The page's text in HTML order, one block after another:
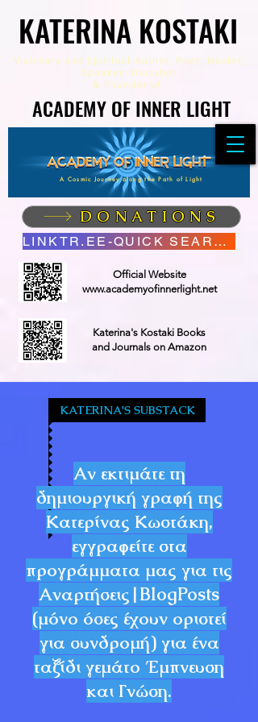
KATERINA KOSTAKI
KATERINA KOSTAKI
Visionary and Spiritual Author, Poet, Healer,
Speaker, Youtuber
& Founder of
ACADEMY OF INNER LIGHT
ACADEMY OF INNER LIGHT
A Cosmic Journey along the Path of Light
DONATIONS
LINKTR.EE-QUICK SEARCH
Official Website
www.academyofinnerlight.net
Katerina's Kostaki Books
and Journals on Amazon
KATERINA'S SUBSTACK
Αν εκτιμάτε τη
δημιουργική γραφή της
Κατερίνας Κωστάκη,
εγγραφείτε στα
προγράμματα μας για τις
Αναρτήσεις|BlogPosts
(μόνο όσες έχουν οριστεί
για συνδρομή) για ένα
ταξίδι γεμάτο Έμπνευση
και Γνώση.